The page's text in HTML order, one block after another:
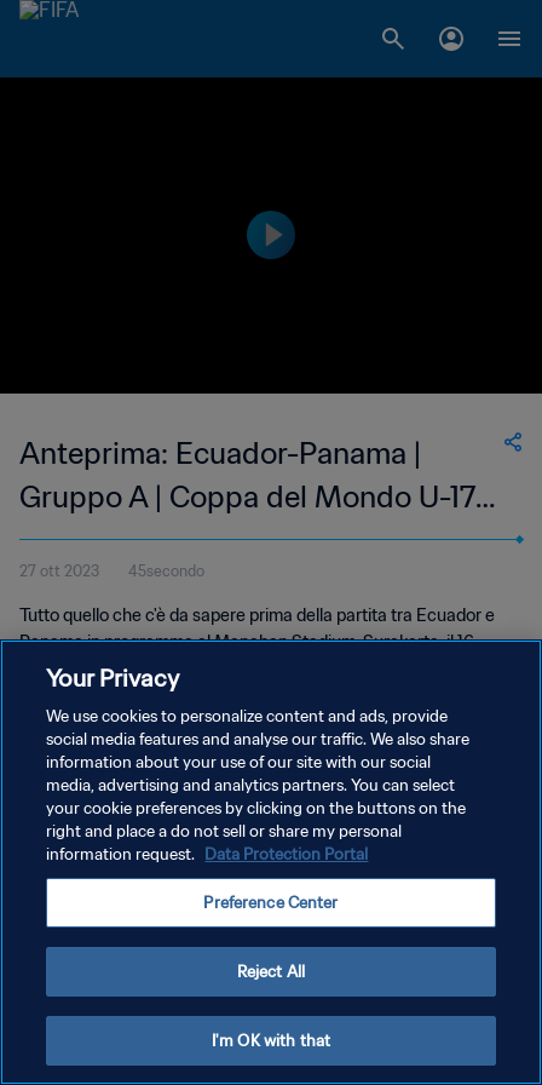
Anteprima: Ecuador-Panama |
Gruppo A | Coppa del Mondo U-17
FIFA Indonesia 2023
27 ott 2023 45secondo
Tutto quello che c'è da sapere prima della partita tra Ecuador e
Panama in programma al Manahan Stadium, Surakarta, il 16
novembre alle 19:00 (ora locale).
PRIVACY POLICY
TERMINI DI SERVIZIO
GESTISCI LE TUE PREFERENZE PER I COOKIES
Copyright © 1994 - 2026 FIFA. Tutti i diritti riservati.
Your Privacy
We use cookies to personalize content and ads, provide
social media features and analyse our traffic. We also share
information about your use of our site with our social
media, advertising and analytics partners. You can select
your cookie preferences by clicking on the buttons on the
right and place a do not sell or share my personal
information request. Data Protection Portal
Preference Center
Reject All
I'm OK with that